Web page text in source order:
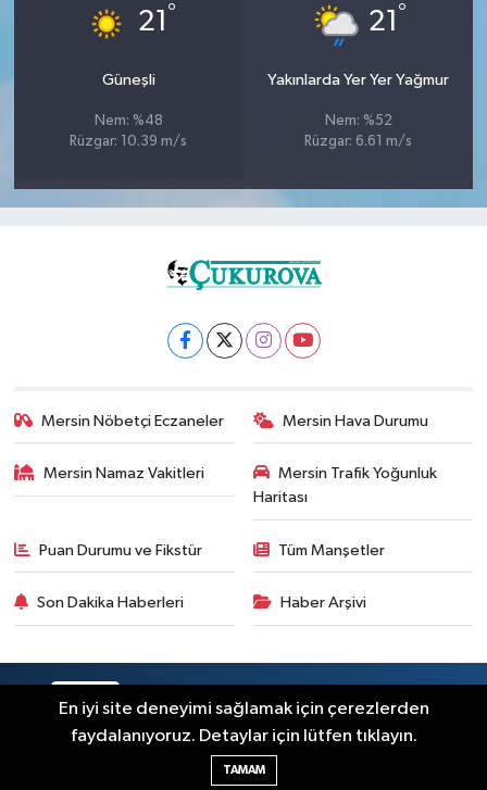
21 °
Güneşli
Nem: %48
Rüzgar: 10.39 m/s
21 °
Yakınlarda Yer Yer Yağmur
Nem: %52
Rüzgar: 6.61 m/s
Mersin Nöbetçi Eczaneler Mersin Hava Durumu
Mersin Namaz Vakitleri
Mersin Trafik Yoğunluk
Haritası
Puan Durumu ve Fikstür Tüm Manşetler
Son Dakika Haberleri Haber Arşivi
Haber Yazılımı:
En iyi site deneyimi sağlamak için çerezlerden
faydalanıyoruz. Detaylar için lütfen tıklayın.
TAMAM